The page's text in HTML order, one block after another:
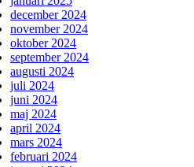
december 2024
november 2024
oktober 2024
september 2024
augusti 2024
juli 2024
juni 2024
maj 2024
april 2024
mars 2024
februari 2024